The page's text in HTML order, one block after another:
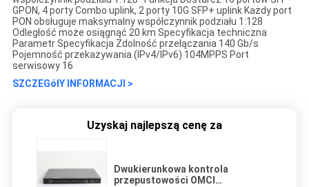
GPON, 4 porty Combo uplink, 2 porty 10G SFP+ uplink Każdy port
PON obsługuje maksymalny współczynnik podziału 1:128
Odległość może osiągnąć 20 km Specyfikacja techniczna
Parametr Specyfikacja Zdolność przełączania 140 Gb/s
Pojemność przekazywania (IPv4/IPv6) 104MPPS Port
serwisowy 16
SZCZEGółY INFORMACJI >
Uzyskaj najlepszą cenę za
Dwukierunkowa kontrola
przepustowości OMCI